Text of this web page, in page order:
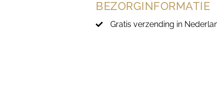
BEZORGINFORMATIE
Gratis verzending in